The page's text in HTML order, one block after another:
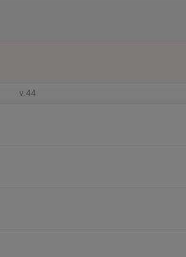
v.44